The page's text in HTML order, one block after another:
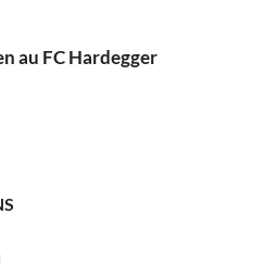
au FC Hardegger